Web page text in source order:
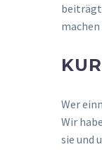
Wer
Wir
sie und